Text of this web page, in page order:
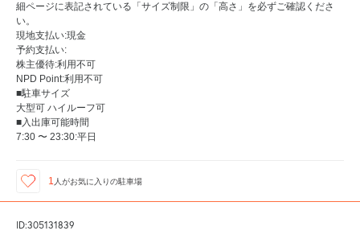
細ページに表記されている「サイズ制限」の「高さ」を必ずご確認くださ
い。
現地支払い:現金
予約支払い:
株主優待:利用不可
NPD Point:利用不可
■駐車サイズ
大型可 ハイルーフ可
■入出庫可能時間
7:30 〜 23:30:平日
1 人がお気に入りの駐車場
ID:305131839